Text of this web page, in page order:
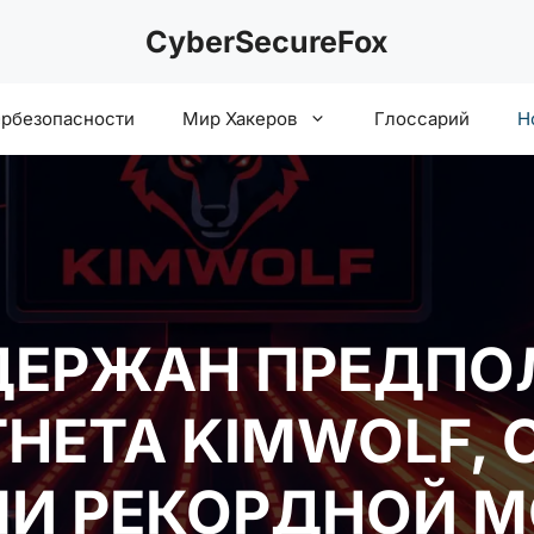
CyberSecureFox
Мир Хакеров Глоссарий
РЕКОРДНОЙ